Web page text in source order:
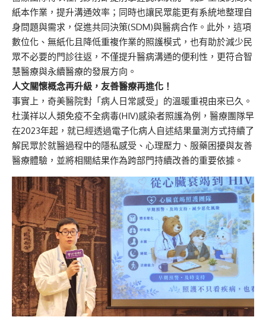
紙本作業，提升溝通效率；同時也讓民眾能更有系統地整理自
身問題與需求，促進共同決策(SDM)與醫病合作。此外，這項
數位化、無紙化且降低重複作業的照護模式，也有助於減少民
眾不必要的門診往返，不僅提升醫病溝通的便利性，更符合智
慧醫療與永續醫療的發展方向。
人文關懷概念再升級，友善醫療再進化！
事實上，奇美醫院對「病人日常感受」的溫暖重視由來已久。
杜漢祥以人類免疫不全病毒(HIV)感染者照護為例，醫療團隊早
在2023年起，就已經透過電子化病人自述結果量測方式持續了
解民眾於就醫過程中的隱私感受、心理壓力、服藥困擾與友善
醫療體驗，並將相關結果作為跨部門持續改善的重要依據。